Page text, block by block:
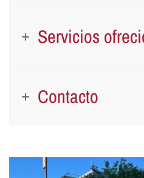
Servicios
Contacto